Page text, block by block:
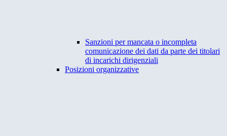
Sanzioni per mancata o incompleta
comunicazione dei dati da parte dei titolari
di incarichi dirigenziali
Posizioni organizzative